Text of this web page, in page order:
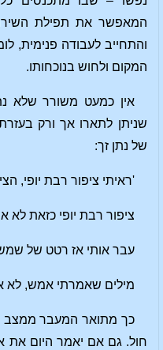
המאפשר את תפילת
והתחייב לעבודה פנימית,
המקום ולחוש בנוכחותו.
אין כמעט משורר שלא
שניתן לתארו אך ורק
של נתן זך:
'ראיתי ציפור רבת יופי,
ציפור רבת יופי כזאת לא
עבר אותי אז רטט של
מילים שאמרתי אמש, לא
כך מתואר המעבר ממצב
חול. גם אם יאמר היום את